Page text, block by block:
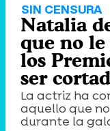
SIN CENSURA
Natalia
que no
los
ser
La actriz ha
aquello que
durante la